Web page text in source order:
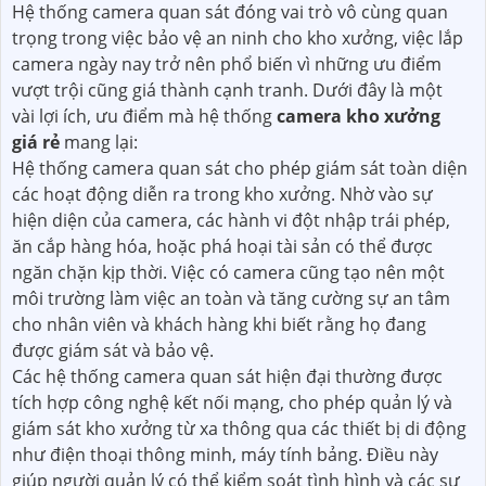
Hệ thống camera quan sát đóng vai trò vô cùng quan
trọng trong việc bảo vệ an ninh cho kho xưởng, việc lắp
camera ngày nay trở nên phổ biến vì những ưu điểm
vượt trội cũng giá thành cạnh tranh. Dưới đây là một
vài lợi ích, ưu điểm mà hệ thốngcamera kho xưởng
giá rẻ mang lại:
Hệ thống camera quan sát cho phép giám sát toàn diện
các hoạt động diễn ra trong kho xưởng. Nhờ vào sự
hiện diện của camera, các hành vi đột nhập trái phép,
ăn cắp hàng hóa, hoặc phá hoại tài sản có thể được
ngăn chặn kịp thời. Việc có camera cũng tạo nên một
môi trường làm việc an toàn và tăng cường sự an tâm
cho nhân viên và khách hàng khi biết rằng họ đang
được giám sát và bảo vệ.
Các hệ thống camera quan sát hiện đại thường được
tích hợp công nghệ kết nối mạng, cho phép quản lý và
giám sát kho xưởng từ xa thông qua các thiết bị di động
như điện thoại thông minh, máy tính bảng. Điều này
giúp người quản lý có thể kiểm soát tình hình và các sự